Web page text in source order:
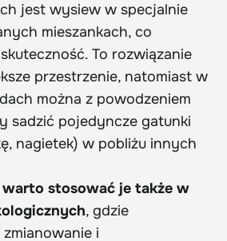
jest wysiew w specjalnie
mieszankach, co
To rozwiązanie
przestrzenie, natomiast w
można z powodzeniem
sadzić pojedyncze gatunki
nagietek) w pobliżu innych
warto stosować je także w
, gdzie
i